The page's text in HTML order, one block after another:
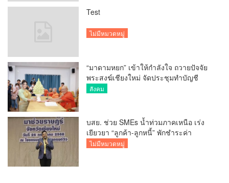
Test
ไม่มีหมวดหมู่
“มาดามหยก” เข้าให้กำลังใจ ถวายปัจจัย
พระสงฆ์เชียงใหม่ จัดประชุมทำบัญชี
รายรับรายจ่ายของวัด กว่า 300 รูป ที่วัด
สังคม
บสย. ช่วย SMEs น้ำท่วมภาคเหนือ เร่ง
เยียวยา “ลูกค้า-ลูกหนี้” พักชำระค่า
ธรรมเนียม-ค่างวด
ไม่มีหมวดหมู่